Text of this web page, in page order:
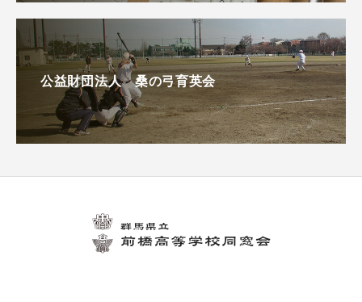
公益財団法人 桑の弓育英会